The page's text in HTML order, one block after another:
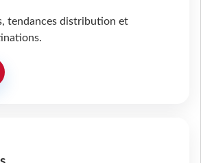
tendances distribution et